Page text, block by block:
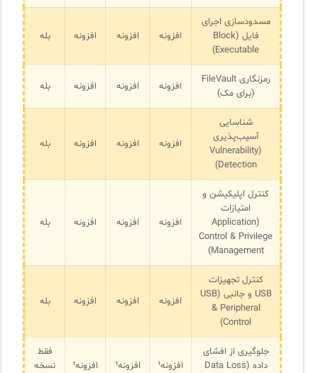
مسدودسازی اجرای
فایل (Block
Executable)
افزونه افزونه افزونه بله
رمزنگاری FileVault
(برای مک)
افزونه افزونه افزونه بله
شناسایی
آسیب‌پذیری
(Vulnerability
Detection)
افزونه افزونه افزونه بله
کنترل اپلیکیشن و
امتیازات
(Application
Control & Privilege
Management)
افزونه افزونه افزونه بله
کنترل تجهیزات
USB و جانبی (USB
& Peripheral
Control)
افزونه افزونه افزونه بله
جلوگیری از افشای
داده (Data Loss
افزونه¹ افزونه¹ افزونه¹
فقط
نسخه